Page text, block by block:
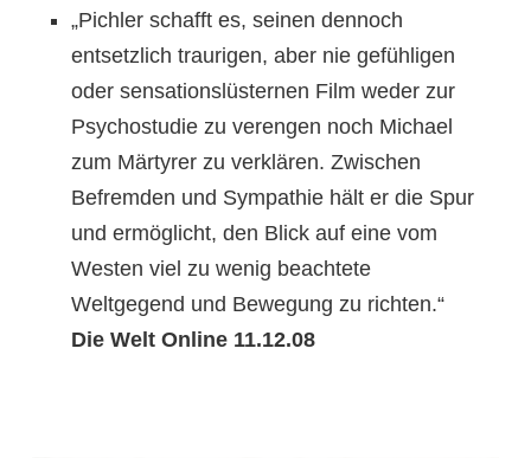
„Pichler schafft es, seinen dennoch
entsetzlich traurigen, aber nie gefühligen
oder sensationslüsternen Film weder zur
Psychostudie zu verengen noch Michael
zum Märtyrer zu verklären. Zwischen
Befremden und Sympathie hält er die Spur
und ermöglicht, den Blick auf eine vom
Westen viel zu wenig beachtete
Weltgegend und Bewegung zu richten.“
Die Welt Online 11.12.08